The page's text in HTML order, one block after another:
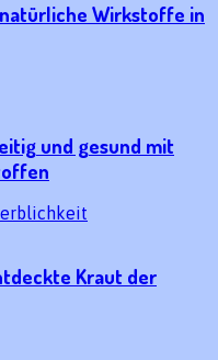
Wirkstoffe in
und gesund mit
Kraut der